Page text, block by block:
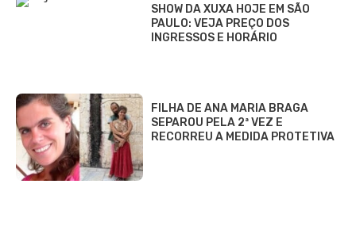
SHOW DA XUXA HOJE EM SÃO
PAULO: VEJA PREÇO DOS
INGRESSOS E HORÁRIO
FILHA DE ANA MARIA BRAGA
SEPAROU PELA 2ª VEZ E
RECORREU A MEDIDA PROTETIVA